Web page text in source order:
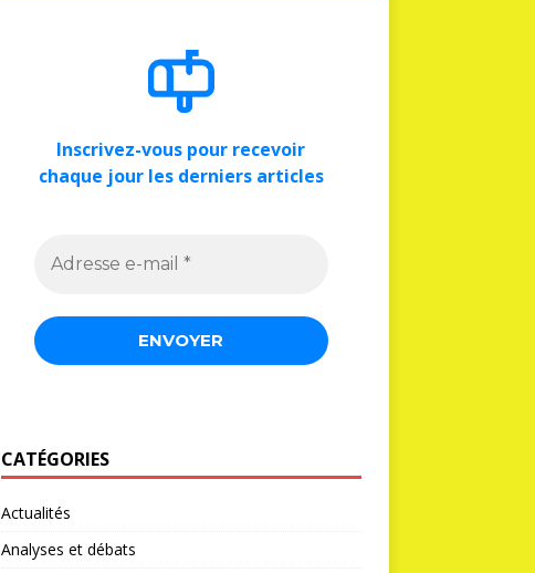
Inscrivez-vous pour recevoir
chaque jour les derniers articles
CATÉGORIES
Actualités
Analyses et débats